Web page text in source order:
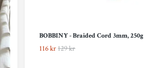
BOBBINY - Braided Cord 3mm, 250g
116 kr129 kr